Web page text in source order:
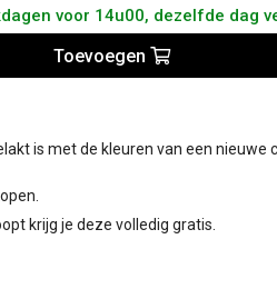
voor 14u00, dezelfde dag
Toevoegen
is met de kleuren van een nieuwe
krijg je deze volledig gratis.